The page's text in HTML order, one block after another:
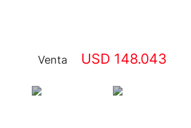
Venta USD 148.043